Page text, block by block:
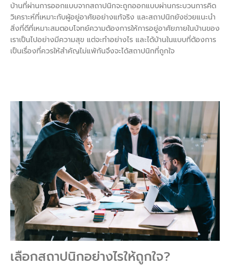
บ้านที่ผ่านการออกแบบจากสถาปนิกจะถูกออกแบบผ่านกระบวนการคิด
วิเคราะห์ที่เหมาะกับผู้อยู่อาศัยอย่างแท้จริง และสถาปนิกยังช่วยแนะนำ
สิ่งที่ดีที่เหมาะสมตอบโจทย์ความต้องการให้การอยู่อาศัยภายในบ้านของ
เราเป็นไปอย่างมีความสุข แต่จะทำอย่างไร และได้บ้านในแบบที่ต้องการ
เป็นเรื่องที่ควรให้สำคัญไม่แพ้กันจึงจะได้สถาปนิกที่ถูกใจ
เลือกสถาปนิกอย่างไรให้ถูกใจ?